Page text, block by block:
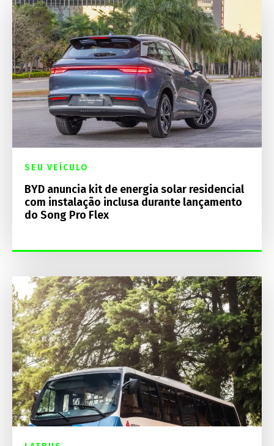
SEU VEÍCULO
BYD anuncia kit de energia solar residencial
com instalação inclusa durante lançamento
do Song Pro Flex